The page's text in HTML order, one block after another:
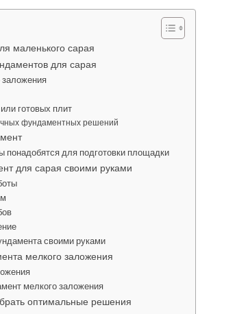
маленького сарая
для сарая
готовых плит
фундаментных решений
понадобятся для подготовки площадки
для сарая своими руками
своими руками
мелкого заложения
мелкого заложения
оптимальные решения